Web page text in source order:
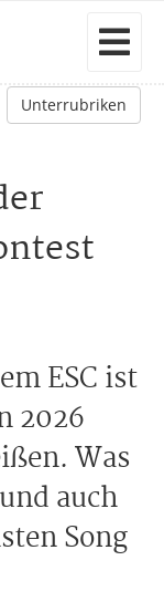
Unterrubriken
ESC ist
2026
Was
auch
Song